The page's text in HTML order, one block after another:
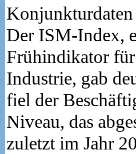
Der ISM-Index,
Frühindikator
Industrie, gab
fiel der
Niveau, das
zuletzt im Jahr